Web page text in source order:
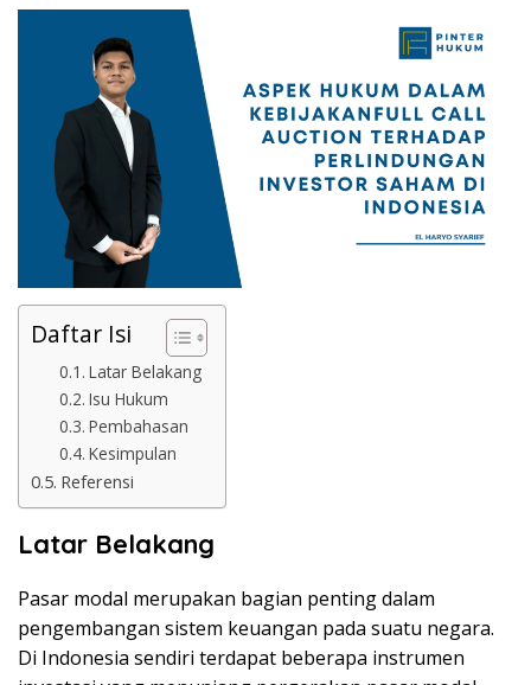
Daftar Isi
Latar Belakang
Isu Hukum
Pembahasan
Kesimpulan
Referensi
Latar Belakang
Pasar modal merupakan bagian penting dalam
pengembangan sistem keuangan pada suatu negara.
Di Indonesia sendiri terdapat beberapa instrumen